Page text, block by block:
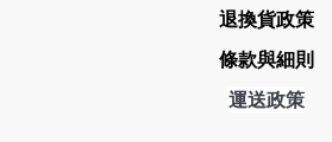
退換貨政策
條款與細則
運送政策